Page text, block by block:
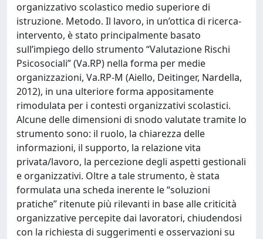
organizzativo scolastico medio superiore di
istruzione. Metodo. Il lavoro, in un’ottica di ricerca-
intervento, è stato principalmente basato
sull’impiego dello strumento “Valutazione Rischi
Psicosociali” (Va.RP) nella forma per medie
organizzazioni, Va.RP-M (Aiello, Deitinger, Nardella,
2012), in una ulteriore forma appositamente
rimodulata per i contesti organizzativi scolastici.
Alcune delle dimensioni di snodo valutate tramite lo
strumento sono: il ruolo, la chiarezza delle
informazioni, il supporto, la relazione vita
privata/lavoro, la percezione degli aspetti gestionali
e organizzativi. Oltre a tale strumento, è stata
formulata una scheda inerente le “soluzioni
pratiche” ritenute più rilevanti in base alle criticità
organizzative percepite dai lavoratori, chiudendosi
con la richiesta di suggerimenti e osservazioni su